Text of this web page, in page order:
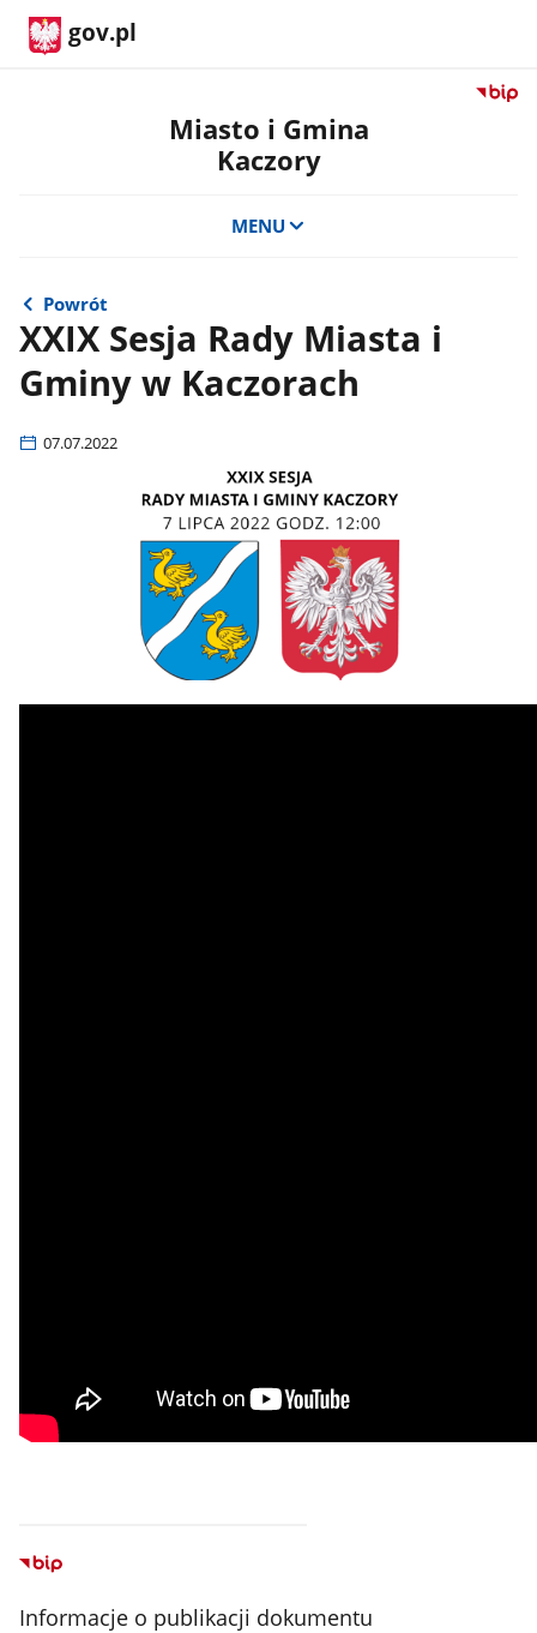
gov.pl
Przejdź
Miasto i Gmina
Kaczory
MENU
Powrót
XXIX Sesja Rady Miasta i
Gminy w Kaczorach
07.07.2022
Informacje o publikacji dokumentu